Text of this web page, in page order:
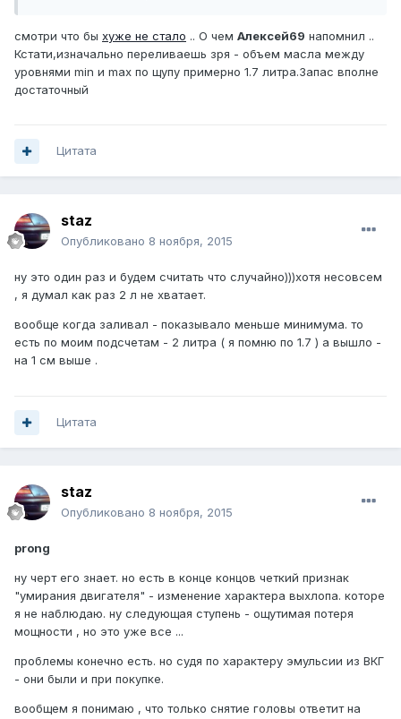
смотри что бы хуже не стало .. О чем Алексей69 напомнил ..
Кстати,изначально переливаешь зря - объем масла между
уровнями min и max по щупу примерно 1.7 литра.Запас вполне
достаточный
Цитата
staz
Опубликовано 8 ноября, 2015
ну это один раз и будем считать что случайно)))хотя несовсем
, я думал как раз 2 л не хватает.
вообще когда заливал - показывало меньше минимума. то
есть по моим подсчетам - 2 литра ( я помню по 1.7 ) а вышло -
на 1 см выше .
Цитата
staz
Опубликовано 8 ноября, 2015
prong
ну черт его знает. но есть в конце концов четкий признак
"умирания двигателя" - изменение характера выхлопа. которе
я не наблюдаю. ну следующая ступень - ощутимая потеря
мощности , но это уже все ...
проблемы конечно есть. но судя по характеру эмульсии из ВКГ
- они были и при покупке.
вообщем я понимаю , что только снятие головы ответит на